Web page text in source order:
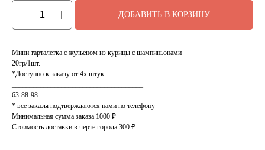
ДОБАВИТЬ В КОРЗИНУ
Мини тарталетка с жульеном из курицы с шампиньонами
20гр/1шт.
*Доступно к заказу от 4х штук.
63-88-98
* все заказы подтверждаются нами по телефону
Минимальная сумма заказа 1000 ₽
Стоимость доставки в черте города 300 ₽